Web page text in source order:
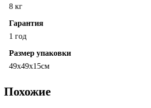
8 кг
Гарантия
1 год
Размер упаковки
49х49х15см
Похожие